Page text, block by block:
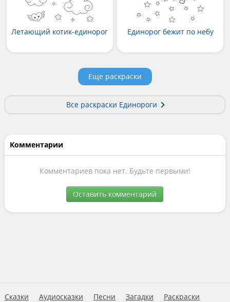
Летающий котик-единорог Единорог бежит по небу
Еще раскраски
Все раскраски Единороги
Комментарии
Комментариев пока нет. Будьте первыми!
Оставить комментарий
Сказки Аудиосказки Песни Загадки Раскраски